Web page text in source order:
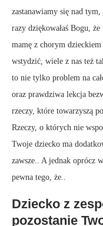
zastanawiamy się nad
razy dziękowałaś Bogu,
mamę z chorym dzieckiem
wstydzić, wiele z nas też
to nie tylko problem na
oraz prawdziwa lekcja
rzeczy, które towarzyszą
Rzeczy, o których nie
Twoje dziecko ma
zawsze.. A jednak oprócz
pewna tego, że..
Dziecko z
pozostanie